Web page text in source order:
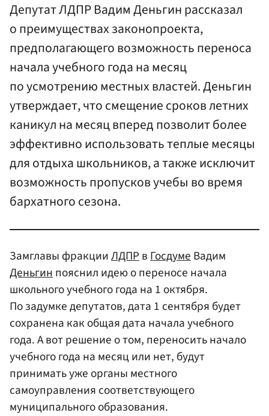
Депутат ЛДПР Вадим Деньгин рассказал
о преимуществах законопроекта,
предполагающего возможность переноса
начала учебного года на месяц
по усмотрению местных властей. Деньгин
утверждает, что смещение сроков летних
каникул на месяц вперед позволит более
эффективно использовать теплые месяцы
для отдыха школьников, а также исключит
возможность пропусков учебы во время
бархатного сезона.
Замглавы фракцииЛДПРвГосдумеВадим
Деньгинпояснил идею о переносе начала
школьного учебного года на 1 октября.
По задумке депутатов, дата 1 сентября будет
сохранена как общая дата начала учебного
года. А вот решение о том, переносить начало
учебного года на месяц или нет, будут
принимать уже органы местного
самоуправления соответствующего
муниципального образования.